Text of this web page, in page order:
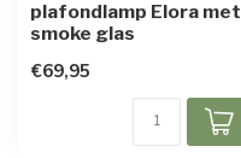
plafondlamp Elora met
smoke glas
€69,95